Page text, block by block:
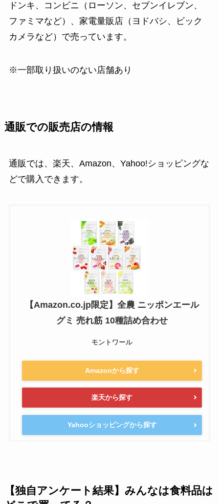
ドンキ、コンビニ（ローソン、セブンイレブン、
ファミマなど）、家電量販店（ヨドバシ、ビック
カメラなど）で売っています。
※一部取り扱いのない店舗あり
通販での販売店の情報
通販では、楽天、Amazon、Yahoo!ショッピングな
どで購入できます。
【Amazon.co.jp限定】全農 ニッポンエール
グミ 売れ筋 10種詰め合わせ
モントワール
Amazonから探す
楽天から探す
Yahooショッピングから探す
【独自アンケート結果】みんなは食料品は